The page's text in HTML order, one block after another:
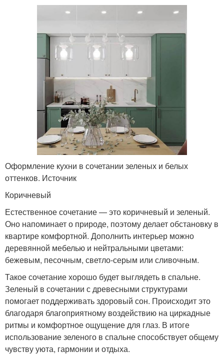
Оформление кухни в сочетании зеленых и белых
оттенков. Источник
Коричневый
Естественное сочетание — это коричневый и зеленый.
Оно напоминает о природе, поэтому делает обстановку в
квартире комфортной. Дополнить интерьер можно
деревянной мебелью и нейтральными цветами:
бежевым, песочным, светло-серым или сливочным.
Такое сочетание хорошо будет выглядеть в спальне.
Зеленый в сочетании с древесными структурами
помогает поддерживать здоровый сон. Происходит это
благодаря благоприятному воздействию на циркадные
ритмы и комфортное ощущение для глаз. В итоге
использование зеленого в спальне способствует общему
чувству уюта, гармонии и отдыха.